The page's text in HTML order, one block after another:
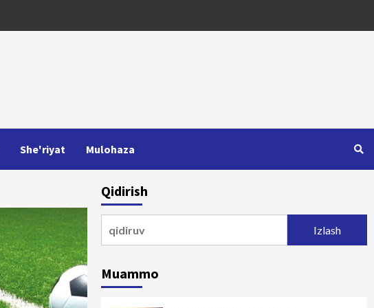
She'riyat Mulohaza
Qidirish
Muammo